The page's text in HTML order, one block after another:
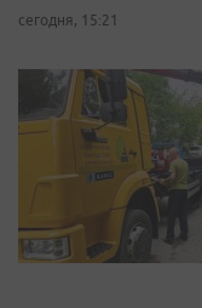
сегодня, 15:21